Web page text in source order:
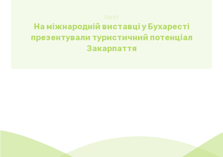
Next
На міжнародній виставці у Бухаресті
презентували туристичний потенціал
Закарпаття